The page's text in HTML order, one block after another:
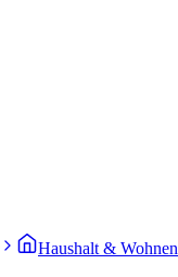
Haushalt & Wohnen